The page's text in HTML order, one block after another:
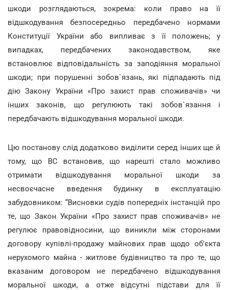
шкоди розглядаються, зокрема: коли право на її
відшкодування безпосередньо передбачено нормами
Конституції України або випливає з її положень; у
випадках, передбачених законодавством, яке
встановлює відповідальність за заподіяння моральної
шкоди; при порушенні зобов`язань, які підпадають під
дію Закону України «Про захист прав споживачів» чи
інших законів, що регулюють такі зобов`язання і
передбачають відшкодування моральної шкоди.
Цю постанову слід додатково виділити серед інших ще й
тому, що ВС встановив, що нарешті стало можливо
отримати відшкодування моральної шкоди за
несвоєчасне введення будинку в експлуатацію
забудовником: “Висновки судів попередніх інстанцій про
те, що Закон України «Про захист прав споживачів» не
регулює правовідносини, що виникли між сторонами
договору купівлі-продажу майнових прав щодо об'єкта
нерухомого майна - житлове будівництво та про те, що
вказаним договором не передбачено відшкодування
моральної шкоди, а отже відсутні підстави для її